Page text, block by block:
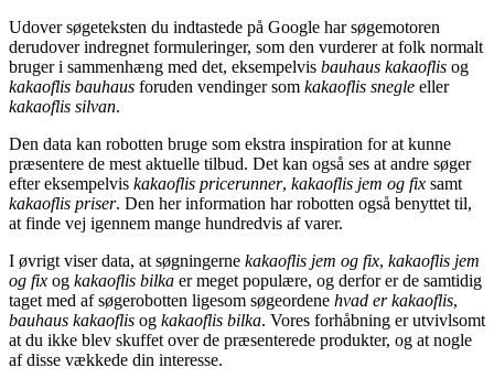
Udover søgeteksten du indtastede på Google har søgemotoren
derudover indregnet formuleringer, som den vurderer at folk normalt
bruger i sammenhæng med det, eksempelvis bauhaus kakaoflis og
kakaoflis bauhaus foruden vendinger som kakaoflis snegle eller
kakaoflis silvan.
Den data kan robotten bruge som ekstra inspiration for at kunne
præsentere de mest aktuelle tilbud. Det kan også ses at andre søger
efter eksempelvis kakaoflis pricerunner, kakaoflis jem og fix samt
kakaoflis priser. Den her information har robotten også benyttet til,
at finde vej igennem mange hundredvis af varer.
I øvrigt viser data, at søgningerne kakaoflis jem og fix, kakaoflis jem
og fix og kakaoflis bilka er meget populære, og derfor er de samtidig
taget med af søgerobotten ligesom søgeordene hvad er kakaoflis,
bauhaus kakaoflis og kakaoflis bilka. Vores forhåbning er utvivlsomt
at du ikke blev skuffet over de præsenterede produkter, og at nogle
af disse vækkede din interesse.